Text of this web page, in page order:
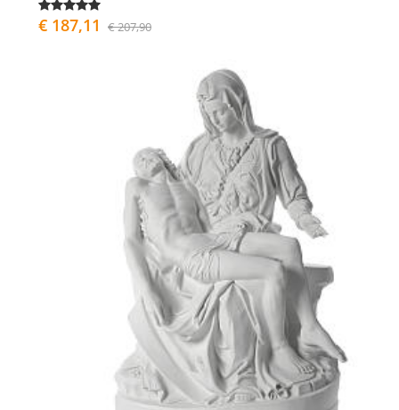
€ 187,11 € 207,90